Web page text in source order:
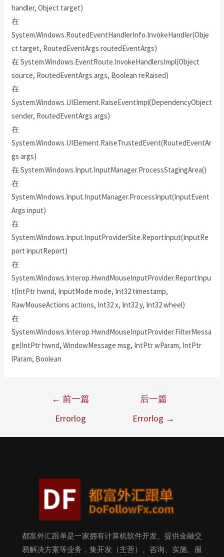
handler, Object target)
在
System.Windows.RoutedEventHandlerInfo.InvokeHandler(Obje
ct target, RoutedEventArgs routedEventArgs)
在 System.Windows.EventRoute.InvokeHandlersImpl(Object
source, RoutedEventArgs args, Boolean reRaised)
在
System.Windows.UIElement.RaiseEventImpl(DependencyObject
sender, RoutedEventArgs args)
在
System.Windows.UIElement.RaiseTrustedEvent(RoutedEventAr
gs args)
在 System.Windows.Input.InputManager.ProcessStagingArea()
在
System.Windows.Input.InputManager.ProcessInput(InputEvent
Args input)
在
System.Windows.Input.InputProviderSite.ReportInput(InputRe
port inputReport)
在
System.Windows.Interop.HwndMouseInputProvider.ReportInpu
t(IntPtr hwnd, InputMode mode, Int32 timestamp,
RawMouseActions actions, Int32 x, Int32 y, Int32 wheel)
在
System.Windows.Interop.HwndMouseInputProvider.FilterMessa
ge(IntPtr hwnd, WindowMessage msg, IntPtr wParam, IntPtr
lParam, Boolean
← 前一篇
Errorlog
后一篇
Errorlog →
都富外汇跟单是一家拥有计算机软件开发、提供金融交
易解决方案等业务，集开发（主营）、咨询、实施、服